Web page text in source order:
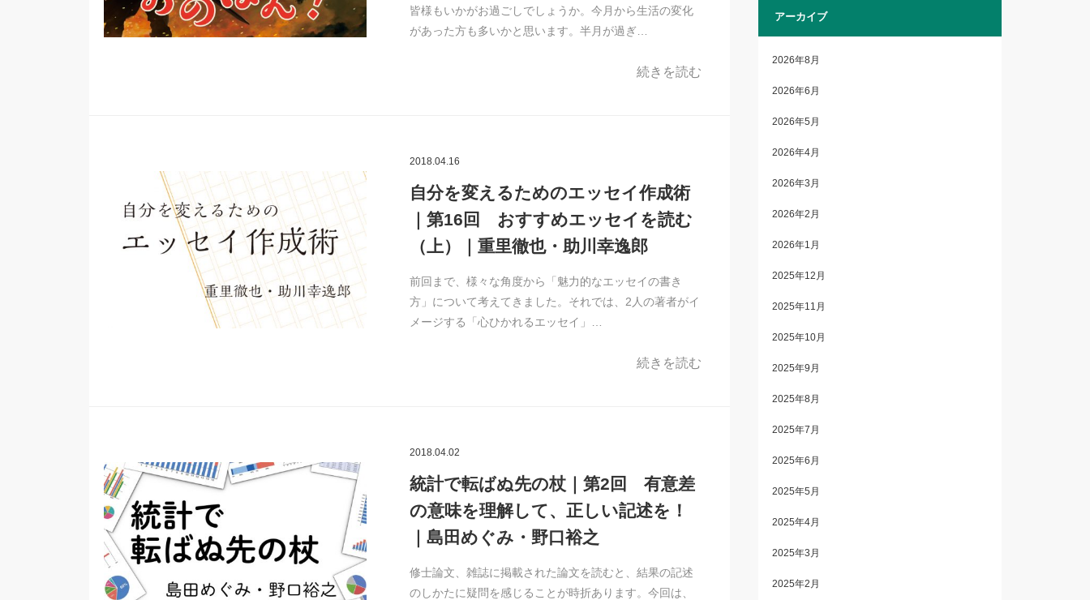
皆様もいかがお過ごしでしょうか。今月から生活の変化
があった方も多いかと思います。半月が過ぎ…
続きを読む
2018.04.16
自分を変えるためのエッセイ作成術
｜第16回 おすすめエッセイを読む
（上）｜重里徹也・助川幸逸郎
前回まで、様々な角度から「魅力的なエッセイの書き
方」について考えてきました。それでは、2人の著者がイ
メージする「心ひかれるエッセイ」…
続きを読む
2018.04.02
統計で転ばぬ先の杖｜第2回 有意差
の意味を理解して、正しい記述を！
｜島田めぐみ・野口裕之
修士論文、雑誌に掲載された論文を読むと、結果の記述
のしかたに疑問を感じることが時折あります。今回は、
アーカイブ
2026年8月
2026年6月
2026年5月
2026年4月
2026年3月
2026年2月
2026年1月
2025年12月
2025年11月
2025年10月
2025年9月
2025年8月
2025年7月
2025年6月
2025年5月
2025年4月
2025年3月
2025年2月